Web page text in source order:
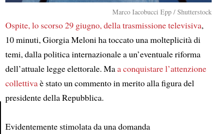
Article
Marco Iacobucci Epp / Shutterstock
Ospite, lo scorso 29 giugno, della trasmissione televisiva,
10 minuti, Giorgia Meloni ha toccato una molteplicità di
temi, dalla politica internazionale a un’eventuale riforma
dell’attuale legge elettorale. Maa conquistare l’attenzione
collettivaè stato un commento in merito alla figura del
presidente della Repubblica.
Evidentemente stimolata da una domanda